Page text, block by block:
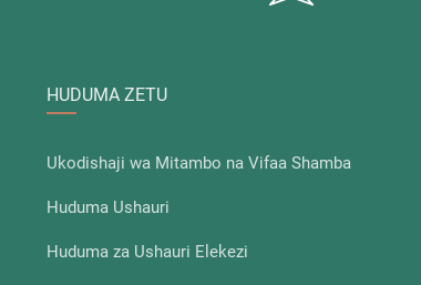
HUDUMA ZETU
Ukodishaji wa Mitambo na Vifaa Shamba
Huduma Ushauri
Huduma za Ushauri Elekezi